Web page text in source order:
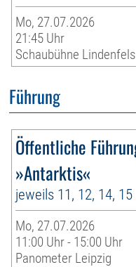
Mo, 27.07.2026
21:45 Uhr
Schaubühne Lindenfels
Führung
Öffentliche
»Antarktis«
jeweils 11, 12, 14, 15
Mo, 27.07.2026
11:00 Uhr - 15:00 Uhr
Panometer Leipzig